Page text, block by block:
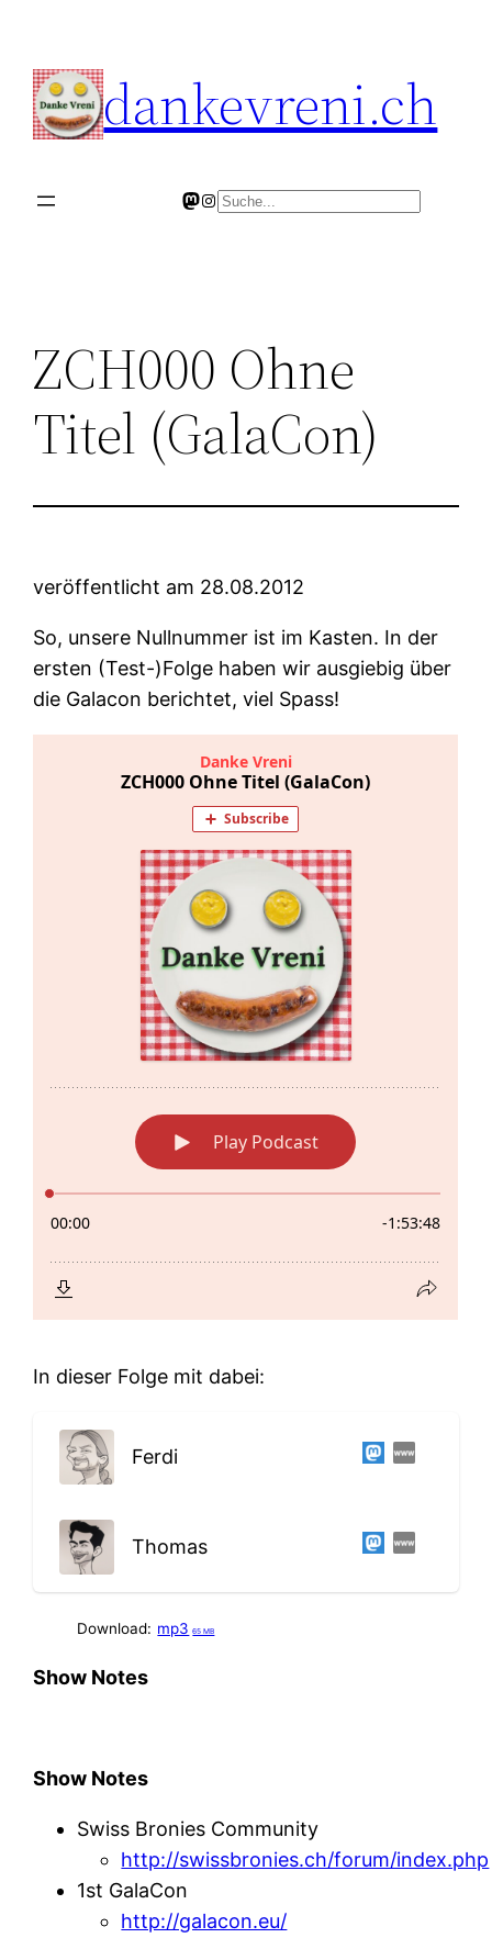
content
dankevreni.ch
Mastodon
Instagram
Search
ZCH000 Ohne
Titel (GalaCon)
veröffentlicht am 28.08.2012
So, unsere Nullnummer ist im Kasten. In der
ersten (Test-)Folge haben wir ausgiebig über
die Galacon berichtet, viel Spass!
In dieser Folge mit dabei:
Ferdi
Thomas
Download: mp3 65 MB
Show Notes
Show Notes
Swiss Bronies Community
http://swissbronies.ch/forum/index.php
1st GalaCon
http://galacon.eu/